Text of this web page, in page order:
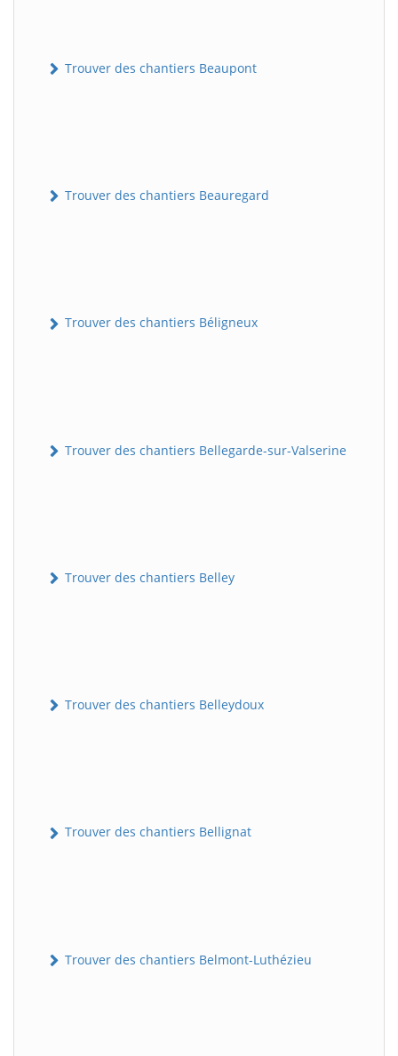
Trouver des chantiers Beaupont
Trouver des chantiers Beauregard
Trouver des chantiers Béligneux
Trouver des chantiers Bellegarde-sur-Valserine
Trouver des chantiers Belley
Trouver des chantiers Belleydoux
Trouver des chantiers Bellignat
Trouver des chantiers Belmont-Luthézieu